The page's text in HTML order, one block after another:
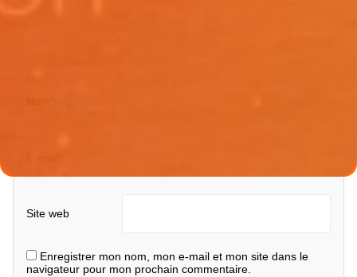
Site web
Enregistrer mon nom, mon e-mail et mon site dans le
navigateur pour mon prochain commentaire.